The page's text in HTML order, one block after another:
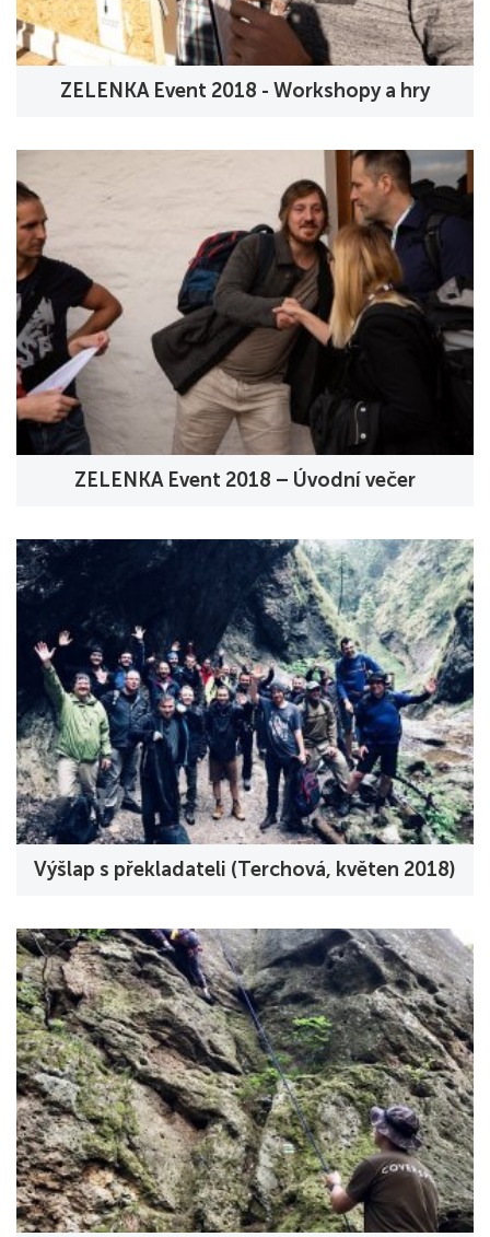
ZELENKA Event 2018 - Workshopy a hry
ZELENKA Event 2018 – Úvodní večer
Výšlap s překladateli (Terchová, květen 2018)